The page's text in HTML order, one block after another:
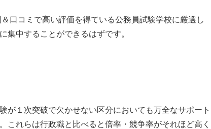
＆口コミで高い評価を得ている公務員試験学校に厳選し
集中することができるはずです。
が１次突破で欠かせない区分においても万全なサポート
これらは行政職と比べると倍率・競争率がそれほど高く